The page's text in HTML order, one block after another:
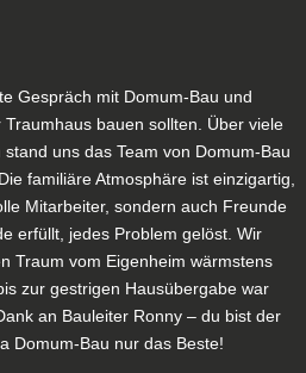
Gespräch mit Domum-Bau und
bauen sollten. Über viele
uns das Team von Domum-Bau
familiäre Atmosphäre ist einzigartig,
Mitarbeiter, sondern auch Freunde
erfüllt, jedes Problem gelöst. Wir
Traum vom Eigenheim wärmstens
zur gestrigen Hausübergabe war
an Bauleiter Ronny – du bist der
Domum-Bau nur das Beste!